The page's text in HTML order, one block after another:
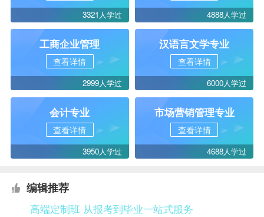
3321人学过 4888人学过
工商企业管理
查看详情
2999人学过
汉语言文学专业
查看详情
6000人学过
会计专业
查看详情
3950人学过
市场营销管理专业
查看详情
4688人学过
编辑推荐
高端定制班 从报考到毕业一站式服务